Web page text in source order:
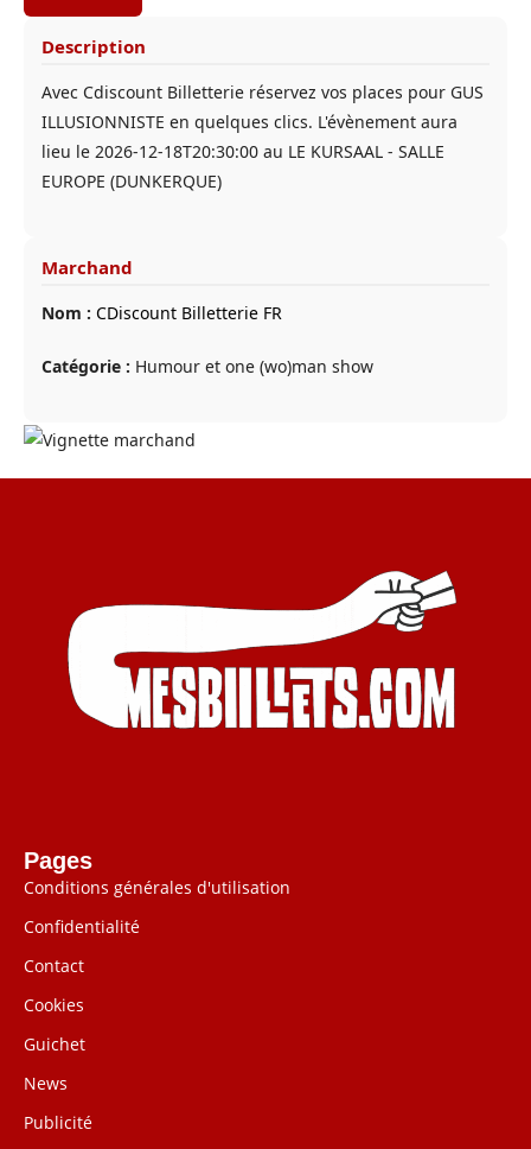
Description
Avec Cdiscount Billetterie réservez vos places pour GUS
ILLUSIONNISTE en quelques clics. L'évènement aura
lieu le 2026-12-18T20:30:00 au LE KURSAAL - SALLE
EUROPE (DUNKERQUE)
Marchand
Nom : CDiscount Billetterie FR
Catégorie : Humour et one (wo)man show
Pages
Conditions générales d'utilisation
Confidentialité
Contact
Cookies
Guichet
News
Publicité